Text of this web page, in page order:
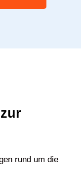
rund um die